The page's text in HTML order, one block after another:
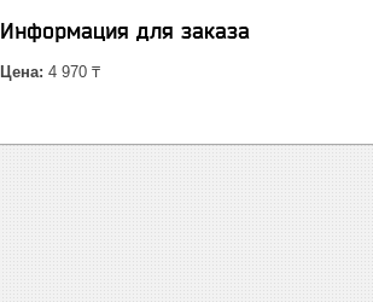
Информация для заказа
Цена: 4 970 ₸